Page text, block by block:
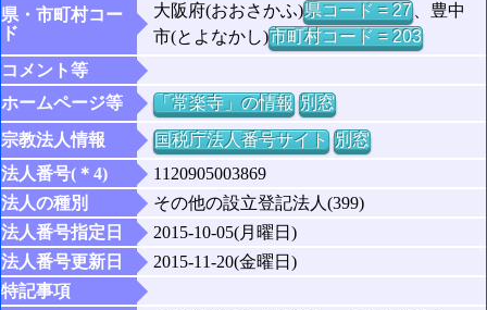
県・市町村コー
ド
大阪府(おおさかふ)県コード = 27、豊中
市(とよなかし)市町村コード = 203
コメント等
ホームページ等
「常楽寺」の情報 別窓
宗教法人情報
国税庁法人番号サイト 別窓
法人番号(＊4)
1120905003869
法人の種別
その他の設立登記法人(399)
法人番号指定日
2015-10-05(月曜日)
法人番号更新日
2015-11-20(金曜日)
特記事項